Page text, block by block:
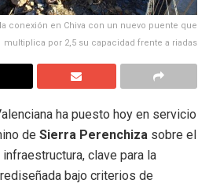
conexión en Chiva con un nuevo puente que
multiplica por 2,5 su capacidad frente a riadas
ha puesto hoy en servicio
de Sierra Perenchiza sobre el
clave para la
bajo criterios de